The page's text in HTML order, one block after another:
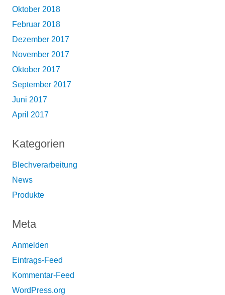
Oktober 2018
Februar 2018
Dezember 2017
November 2017
Oktober 2017
September 2017
Juni 2017
April 2017
Kategorien
Blechverarbeitung
News
Produkte
Meta
Anmelden
Eintrags-Feed
Kommentar-Feed
WordPress.org